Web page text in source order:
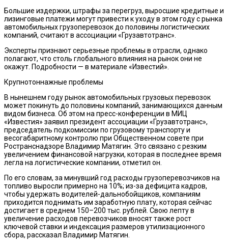
Большие издержки, штрафы за перегруз, выросшие кредитные и
лизинговые платежи могут привести к уходу в этом году с рынка
автомобильных грузоперевозок до половины логистических
компаний, считают в ассоциации «Грузавтотранс».
Эксперты признают серьезные проблемы в отрасли, однако
полагают, что столь глобального влияния на рынок они не
окажут. Подробности — в материале «Известий».
Крупнотоннажные проблемы
В нынешнем году рынок автомобильных грузовых перевозок
может покинуть до половины компаний, занимающихся данным
видом бизнеса. Об этом на пресс-конференции в МИЦ
«Известия» заявил президент ассоциации «Грузавтотранс»,
председатель подкомиссии по грузовому транспорту и
весогабаритному контролю при Общественном совете при
Ространснадзоре Владимир Матягин. Это связано с резким
увеличением финансовой нагрузки, которая в последнее время
легла на логистические компании, отметил он.
По его словам, за минувший год расходы грузоперевозчиков на
топливо выросли примерно на 10%; из-за дефицита кадров,
чтобы удержать водителей-дальнобойщиков, компаниям
приходится поднимать им заработную плату, которая сейчас
достигает в среднем 150–200 тыс. рублей. Свою лепту в
увеличение расходов перевозчиков вносят также рост
ключевой ставки и индексация размеров утилизационного
сбора, рассказал Владимир Матягин.